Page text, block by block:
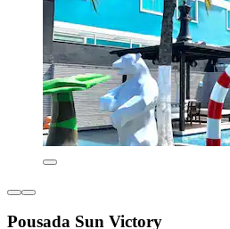
Pousada Sun Victory